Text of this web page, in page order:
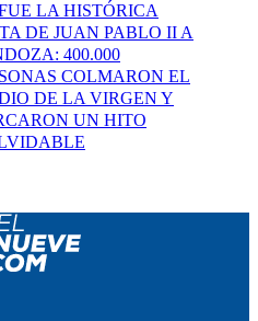
LA HISTÓRICA
DE JUAN PABLO II A
400.000
COLMARON EL
DE LA VIRGEN Y
UN HITO